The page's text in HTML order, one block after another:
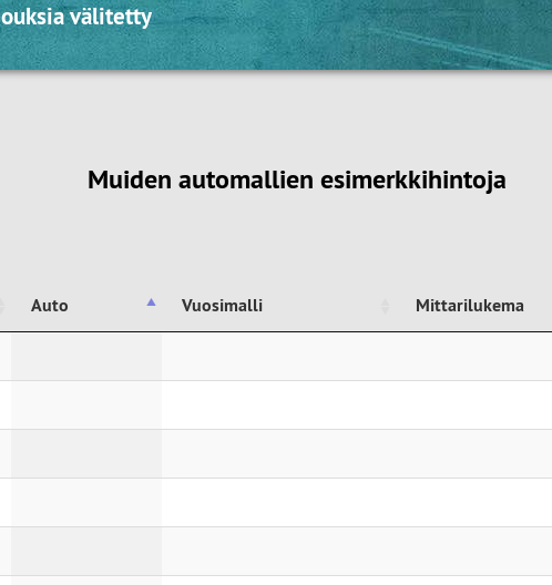
välitetty
Muiden automallien esimerkkihintoja
Auto Vuosimalli Mittarilukema